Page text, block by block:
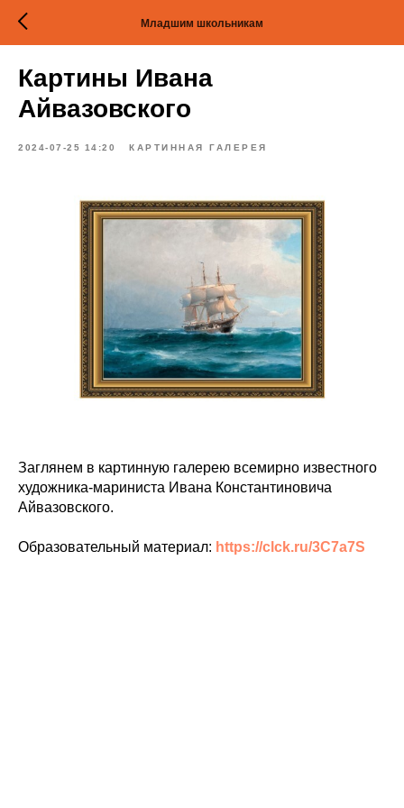
Младшим школьникам
Картины Ивана
Айвазовского
2024-07-25 14:20 КАРТИННАЯ ГАЛЕРЕЯ
Заглянем в картинную галерею всемирно известного
художника-мариниста Ивана Константиновича
Айвазовского.
Образовательный материал: https://clck.ru/3C7a7S